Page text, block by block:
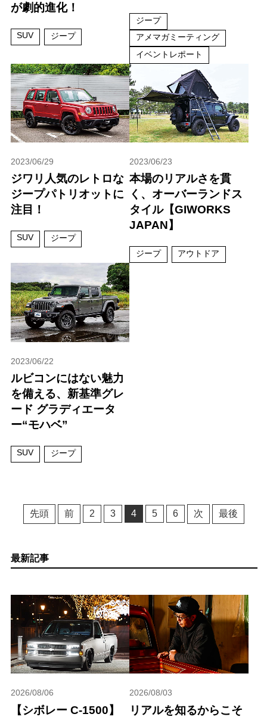
が劇的進化！
SUV ジープ
ジープ
アメマガミーティング
イベントレポート
2023/06/29
ジワリ人気のレトロな
ジープパトリオットに
注目！
SUV ジープ
2023/06/23
本場のリアルさを貫
く、オーバーランドス
タイル【GIWORKS
JAPAN】
ジープ アウトドア
2023/06/22
ルビコンにはない魅力
を備える、新基準グレ
ード グラディエータ
ー“モハベ”
SUV ジープ
先頭 前 2 3 4 5 6 次 最後
最新記事
2026/08/06
【シボレー C-1500】
2026/08/03
リアルを知るからこそ